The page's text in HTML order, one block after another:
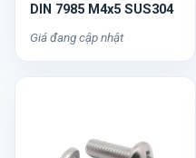
DIN 7985 M4x5 SUS304
Giá đang cập nhật